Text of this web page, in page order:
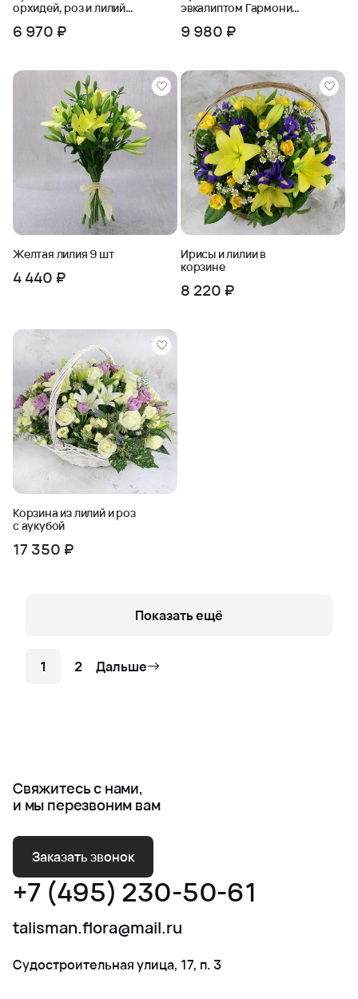
орхидей, роз и лилий
6 970 ₽
эвкалиптом Гармония
9 980 ₽
Желтая лилия 9 шт
4 440 ₽
Ирисы и лилии в
корзине
8 220 ₽
Корзина из лилий и роз
с аукубой
17 350 ₽
Показать ещё
1 2 Дальше
Свяжитесь с нами,
и мы перезвоним вам
Заказать звонок
+7 (495) 230-50-61
talisman.flora@mail.ru
Судостроительная улица, 17, п. 3